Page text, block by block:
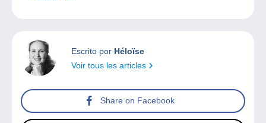
Escrito por Héloïse
Voir tous les articles
Share on Facebook